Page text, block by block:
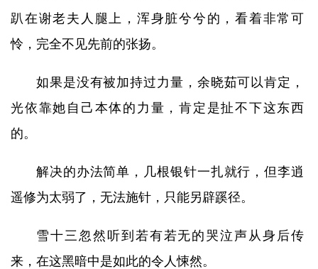
趴在谢老夫人腿上，浑身脏兮兮的，看着非常可
怜，完全不见先前的张扬。
如果是没有被加持过力量，余晓茹可以肯定，
光依靠她自己本体的力量，肯定是扯不下这东西
的。
解决的办法简单，几根银针一扎就行，但李逍
遥修为太弱了，无法施针，只能另辟蹊径。
雪十三忽然听到若有若无的哭泣声从身后传
来，在这黑暗中是如此的令人悚然。